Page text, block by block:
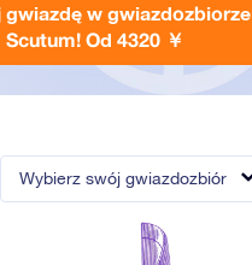
Wybierz swój gwiazdozbiór
gwiazdę w gwiazdozbiorze
Scutum! Od 4320 ￥